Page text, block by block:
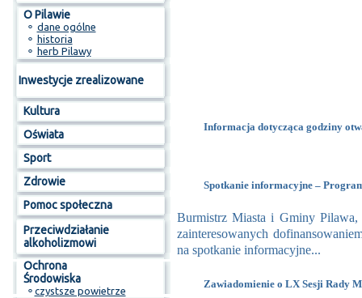
O Pilawie
⚬ dane ogólne
⚬ historia
⚬ herb Pilawy
Inwestycje zrealizowane
Kultura
Oświata
Sport
Zdrowie
Pomoc społeczna
Przeciwdziałanie
alkoholizmowi
Ochrona
Środowiska
⚬ czystsze powietrze
Informacja dotycząca godziny
Spotkanie informacyjne –
Burmistrz Miasta i Gminy Pilawa,
zainteresowanych
na spotkanie informacyjne...
Zawiadomienie o LX Sesji Rady